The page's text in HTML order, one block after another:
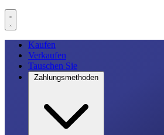
Kaufen
Verkaufen
Tauschen Sie
Zahlungsmethoden